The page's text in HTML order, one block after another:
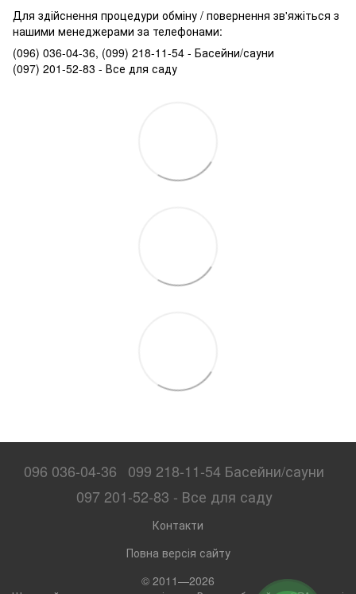
Для здійснення процедури обміну / повернення зв'яжіться з
нашими менеджерами за телефонами:
(096) 036-04-36, (099) 218-11-54 - Басейни/сауни
(097) 201-52-83 - Все для саду
096 036-04-36
099 218-11-54 Басейни/сауни
097 201-52-83 - Все для саду
Контакти
Повна версія сайту
© 2011—2026